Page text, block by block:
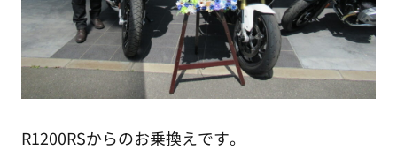
R1200RSからのお乗換えです。